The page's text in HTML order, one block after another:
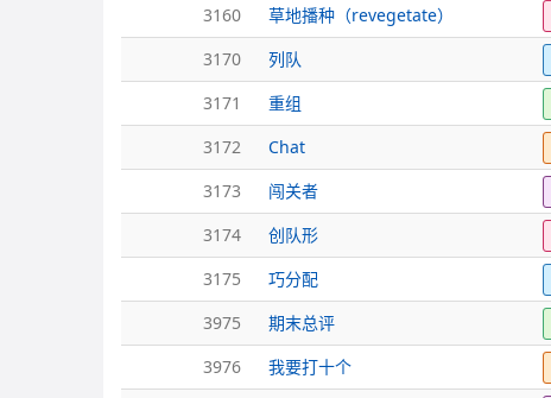
3160
草地播种（revegetate）
3170
列队
3171
重组
3172
Chat
3173
闯关者
3174
创队形
3175
巧分配
3975
期末总评
3976
我要打十个